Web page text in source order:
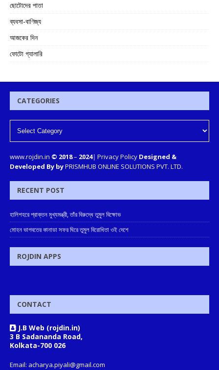
ছোটোদের পাতা
ব্যবসা-বাণিজ্য
আজকের দিন
ফোটো গ্যালারি
CATEGORIES
www.rojdin.in © 2018– 2024| Privacy Policy Designed &
Developed By byPRISMHUB ONLINE SOLUTIONS PVT. LTD.
RECENT POST
হালিশহরে প্রাক্তন মুখ্যমন্ত্রী, তাঁর বিরুদ্ধে তুমুল বিক্ষোভ
মোহন ভাগবতের কানাডা সফর ঘিরে তুমুল বিরোধিতা ওই দেশে
ROJDIN APPS
CONTACT
J.B Web (rojdin.in)
3 B Sadananda Road,
Kolkata-700 026
Email: acharya.piyali@gmail.com